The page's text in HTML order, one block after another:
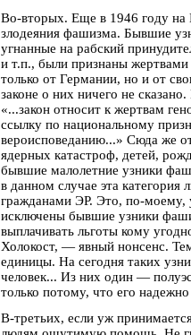
Во-вторых. Еще в 1946 году на
злодеяния фашизма. Бывшие
угнанные на рабский
и т.п., были признаны
только от Германии, но и от
законе о них ничего не
«...закон относит к жертвам
ссылку по национальному
вероисповеданию...» Сюда же
ядерных катастроф, детей,
бывшие малолетние узники
в данном случае эта категория
гражданами ЭР. Это, по-моему,
исключены бывшие узники
выплачивать льготы кому
Холокост, — явный нонсенс.
единицы. На сегодня таких
человек... Из них один —
только потому, что его
В-третьих, если уж